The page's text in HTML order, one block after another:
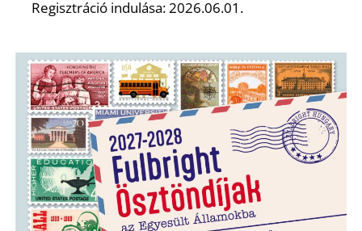
Regisztráció indulása: 2026.06.01.